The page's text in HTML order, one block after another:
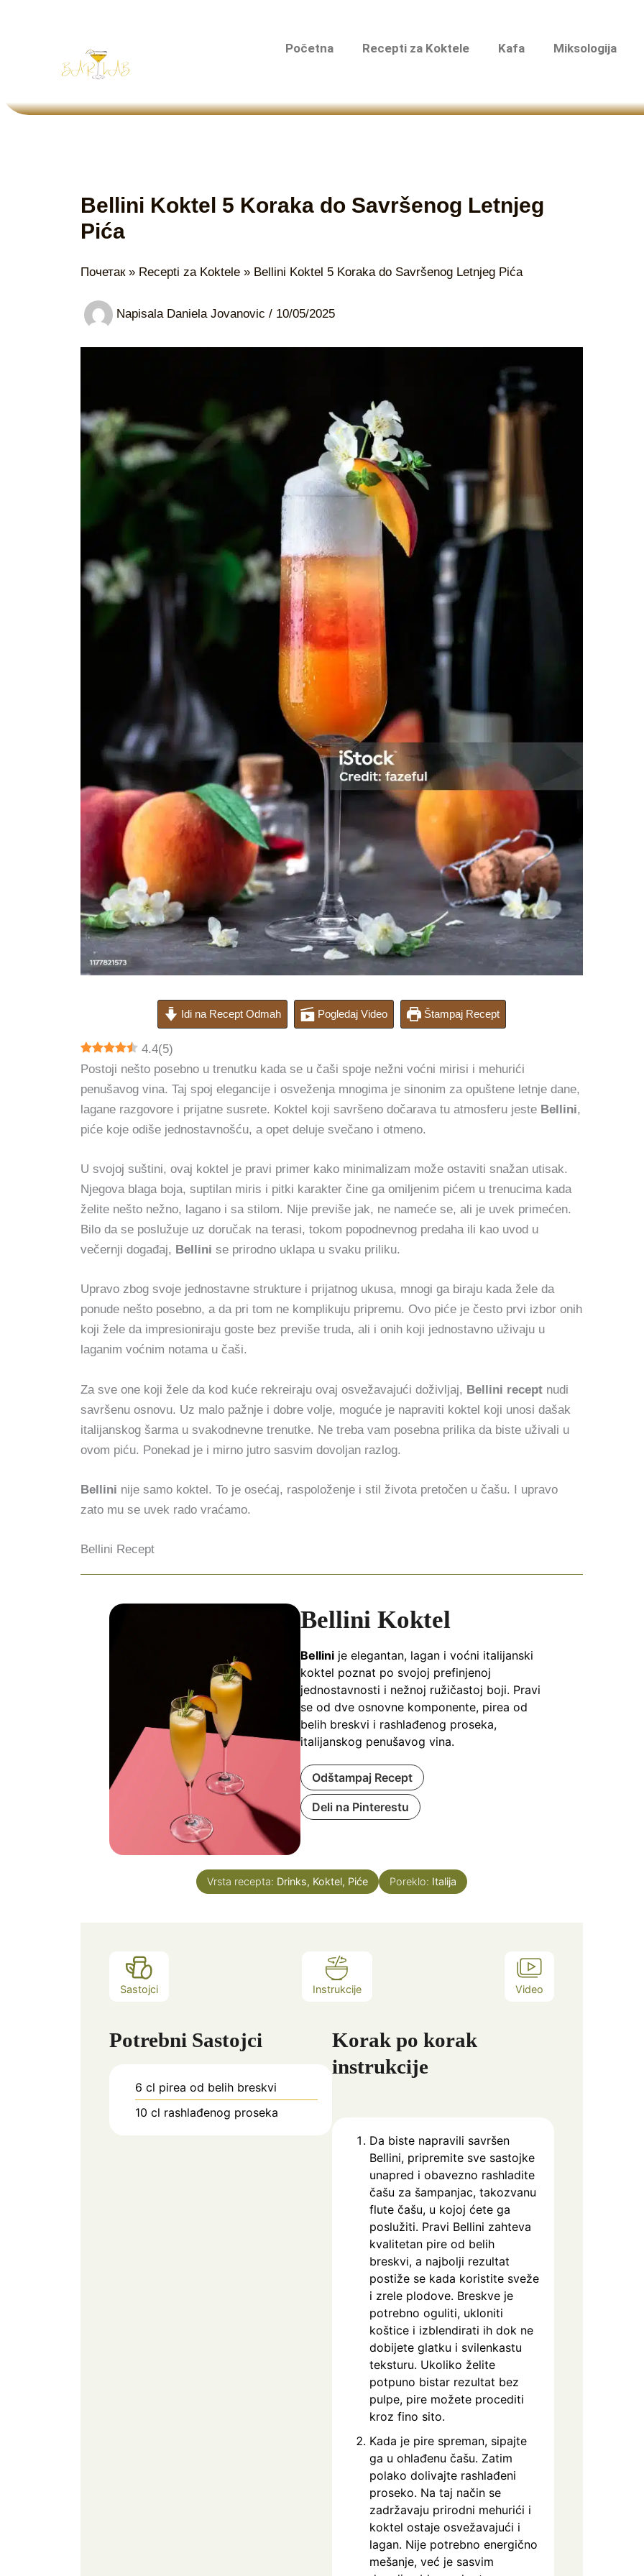
Početna Recepti za Koktele Kafa Miksologija
Bellini Koktel 5 Koraka do Savršenog Letnjeg
Pića
Почетак Recepti za Koktele Bellini Koktel 5 Koraka do Savršenog Letnjeg Pića
Napisala Daniela Jovanovic / 10/05/2025
Idi na Recept Odmah Pogledaj Video Štampaj Recept
4.4(5)
Postoji nešto posebno u trenutku kada se u čaši spoje nežni voćni mirisi i mehurići
penušavog vina. Taj spoj elegancije i osveženja mnogima je sinonim za opuštene letnje dane,
lagane razgovore i prijatne susrete. Koktel koji savršeno dočarava tu atmosferu jeste Bellini,
piće koje odiše jednostavnošću, a opet deluje svečano i otmeno.
U svojoj suštini, ovaj koktel je pravi primer kako minimalizam može ostaviti snažan utisak.
Njegova blaga boja, suptilan miris i pitki karakter čine ga omiljenim pićem u trenucima kada
želite nešto nežno, lagano i sa stilom. Nije previše jak, ne nameće se, ali je uvek primećen.
Bilo da se poslužuje uz doručak na terasi, tokom popodnevnog predaha ili kao uvod u
večernji događaj, Bellini se prirodno uklapa u svaku priliku.
Upravo zbog svoje jednostavne strukture i prijatnog ukusa, mnogi ga biraju kada žele da
ponude nešto posebno, a da pri tom ne komplikuju pripremu. Ovo piće je često prvi izbor onih
koji žele da impresioniraju goste bez previše truda, ali i onih koji jednostavno uživaju u
laganim voćnim notama u čaši.
Za sve one koji žele da kod kuće rekreiraju ovaj osvežavajući doživljaj, Bellini recept nudi
savršenu osnovu. Uz malo pažnje i dobre volje, moguće je napraviti koktel koji unosi dašak
italijanskog šarma u svakodnevne trenutke. Ne treba vam posebna prilika da biste uživali u
ovom piću. Ponekad je i mirno jutro sasvim dovoljan razlog.
Bellini nije samo koktel. To je osećaj, raspoloženje i stil života pretočen u čašu. I upravo
zato mu se uvek rado vraćamo.
Bellini Recept
Bellini Koktel
Bellini je elegantan, lagan i voćni italijanski
koktel poznat po svojoj prefinjenoj
jednostavnosti i nežnoj ružičastoj boji. Pravi
se od dve osnovne komponente, pirea od
belih breskvi i rashlađenog proseka,
italijanskog penušavog vina.
Odštampaj Recept
Deli na Pinterestu
Vrsta recepta: Drinks, Koktel, Piće Poreklo: Italija
Sastojci Instrukcije Video
Potrebni Sastojci
6 cl pirea od belih breskvi
10 cl rashlađenog proseka
Korak po korak
instrukcije
Da biste napravili savršen
Bellini, pripremite sve sastojke
unapred i obavezno rashladite
čašu za šampanjac, takozvanu
flute čašu, u kojoj ćete ga
poslužiti. Pravi Bellini zahteva
kvalitetan pire od belih
breskvi, a najbolji rezultat
postiže se kada koristite sveže
i zrele plodove. Breskve je
potrebno oguliti, ukloniti
koštice i izblendirati ih dok ne
dobijete glatku i svilenkastu
teksturu. Ukoliko želite
potpuno bistar rezultat bez
pulpe, pire možete procediti
kroz fino sito.
Kada je pire spreman, sipajte
ga u ohlađenu čašu. Zatim
polako dolivajte rashlađeni
proseko. Na taj način se
zadržavaju prirodni mehurići i
koktel ostaje osvežavajući i
lagan. Nije potrebno energično
mešanje, već je sasvim